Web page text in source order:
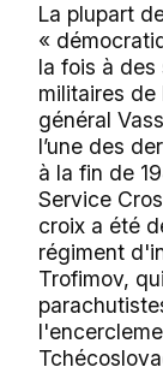
La plupart
«
la fois à
militaires de
général
l’une des
à la fin de
Service
croix a été
régiment
Trofimov,